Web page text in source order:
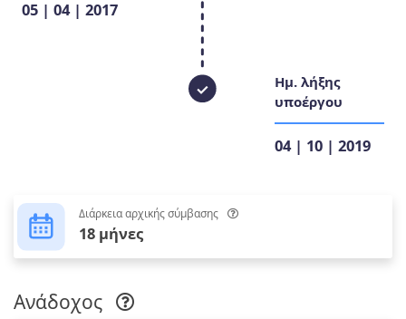
05 | 04 | 2017
Ημ. λήξης
υποέργου
04 | 10 | 2019
Διάρκεια αρχικής σύμβασης
18 μήνες
Ανάδοχος